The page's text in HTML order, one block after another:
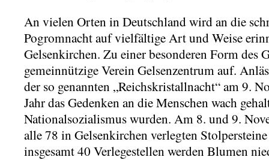
An vielen Orten in Deutschland wird an die
Pogromnacht auf vielfältige Art und Weise
Gelsenkirchen. Zu einer besonderen Form des
gemeinnützige Verein Gelsenzentrum auf.
der so genannten „Reichskristallnacht“ am 9.
Jahr das Gedenken an die Menschen wach
Nationalsozialismus wurden. Am 8. und 9.
alle 78 in Gelsenkirchen verlegten
insgesamt 40 Verlegestellen werden Blumen